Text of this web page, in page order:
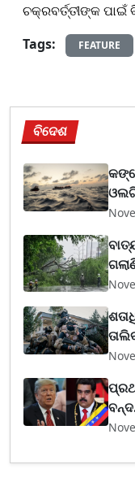
ଚକ୍ରବର୍ତ୍ତୀଙ୍କ ପାଇଁ
Tags: FEATURE
ବିଦେଶ